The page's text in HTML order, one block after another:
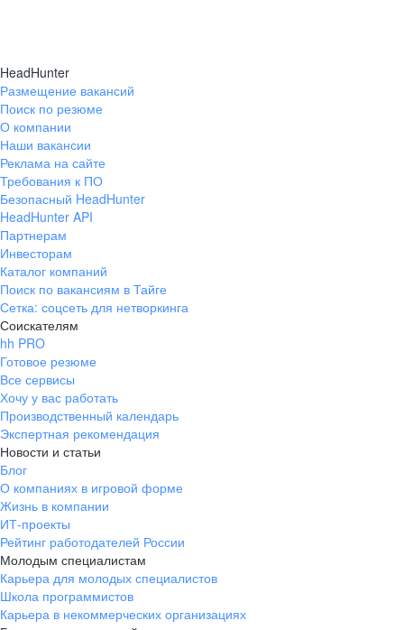
HeadHunter
Размещение вакансий
Поиск по резюме
О компании
Наши вакансии
Реклама на сайте
Требования к ПО
Безопасный HeadHunter
HeadHunter API
Партнерам
Инвесторам
Каталог компаний
Поиск по вакансиям в Тайге
Сетка: соцсеть для нетворкинга
Соискателям
hh PRO
Готовое резюме
Все сервисы
Хочу у вас работать
Производственный календарь
Экспертная рекомендация
Новости и статьи
Блог
О компаниях в игровой форме
Жизнь в компании
ИТ-проекты
Рейтинг работодателей России
Молодым специалистам
Карьера для молодых специалистов
Школа программистов
Карьера в некоммерческих организациях